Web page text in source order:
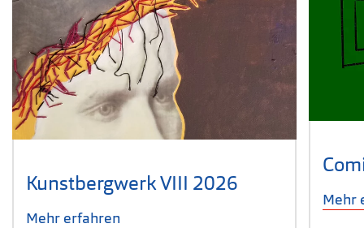
Kunstbergwerk VIII 2026
Mehr erfahren
Mehr